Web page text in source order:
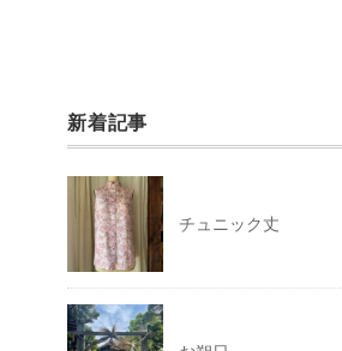
新着記事
チュニック丈